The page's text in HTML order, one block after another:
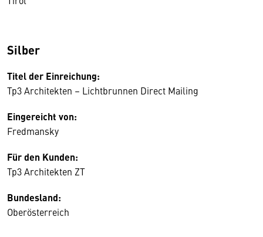
Silber
Titel der Einreichung:
Tp3 Architekten – Lichtbrunnen Direct Mailing
Eingereicht von:
Fredmansky
Für den Kunden:
Tp3 Architekten ZT
Bundesland:
Oberösterreich